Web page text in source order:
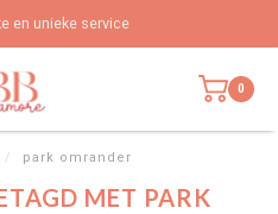
en unieke service
0
/ park omrander
MET PARK